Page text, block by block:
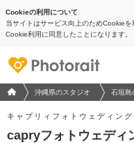
Cookieの利用について
当サイトはサービス向上のためCookie
Cookie利用に同意したことになります。
フォトウエディング/結婚写真の
沖縄県のスタジオ 石垣島
キャプリィフォトウェディン
capryフォトウェディ